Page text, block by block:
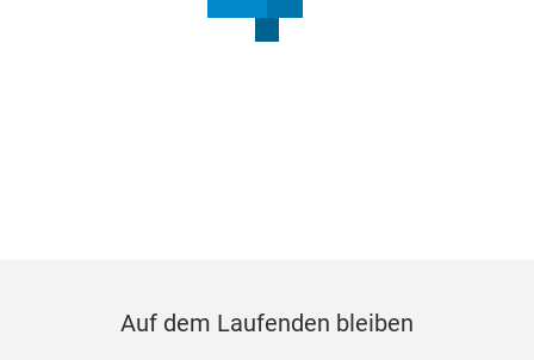
Auf dem Laufenden bleiben